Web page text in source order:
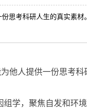
思考科研人生的真实素
他人提供一份思考科
学，聚焦自发和环